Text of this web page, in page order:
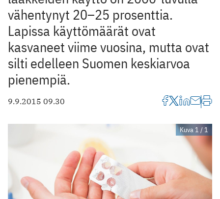
vähentynyt 20–25 prosenttia.
Lapissa käyttömäärät ovat
kasvaneet viime vuosina, mutta ovat
silti edelleen Suomen keskiarvoa
pienempiä.
9.9.2015 09.30
Kuva 1 / 1